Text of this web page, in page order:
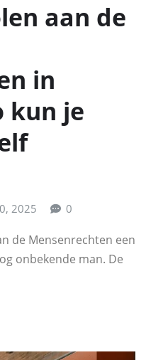
aan de
in
kun je
2025 0
de Mensenrechten een
onbekende man. De